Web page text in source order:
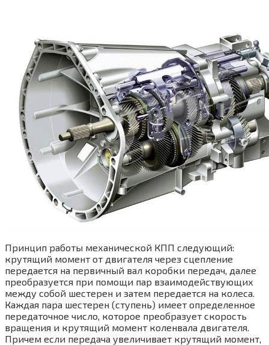
Принцип работы механической КПП следующий:
крутящий момент от двигателя через сцепление
передается на первичный вал коробки передач, далее
преобразуется при помощи пар взаимодействующих
между собой шестерен и затем передается на колеса.
Каждая пара шестерен (ступень) имеет определенное
передаточное число, которое преобразует скорость
вращения и крутящий момент коленвала двигателя.
Причем если передача увеличивает крутящий момент,